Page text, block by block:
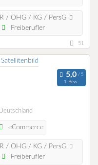
/ OHG / KG / PersG
Freiberufler
51
1 Bew.
eCommerce
/ OHG / KG / PersG
Freiberufler